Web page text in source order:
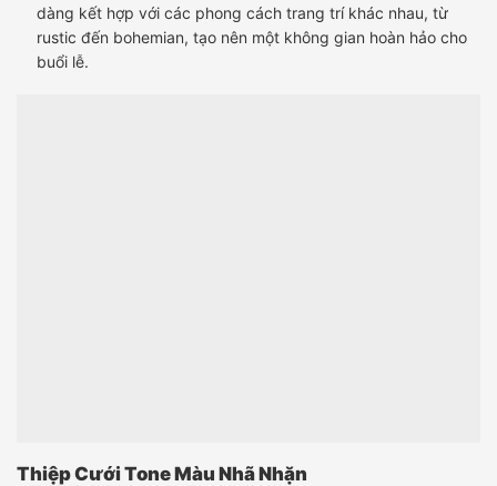
dàng kết hợp với các phong cách trang trí khác nhau, từ
rustic đến bohemian, tạo nên một không gian hoàn hảo cho
buổi lễ.
Thiệp Cưới Tone Màu Nhã Nhặn